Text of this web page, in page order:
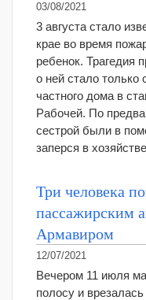
03/08/2021
3 августа стало
крае во время
ребенок. Трагедия
о ней стало только
частного дома в
Рабочей. По
сестрой были в
заперся в
Три человека
пассажирским
Армавиром
12/07/2021
Вечером 11 июля
полосу и